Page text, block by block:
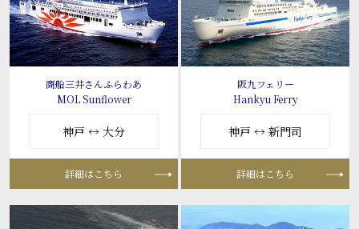
商船三井さんふらわあ
MOL Sunflower
神戸 ↔ 大分
詳細はこちら
阪九フェリー
Hankyu Ferry
神戸 ↔ 新門司
詳細はこちら